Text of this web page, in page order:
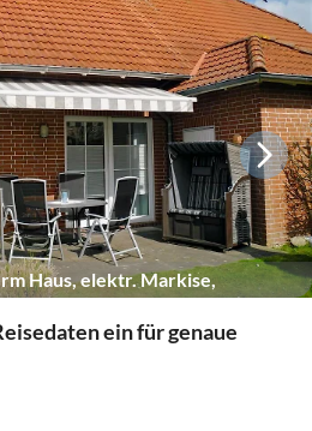
Haus, elektr. Markise,
ein für genaue